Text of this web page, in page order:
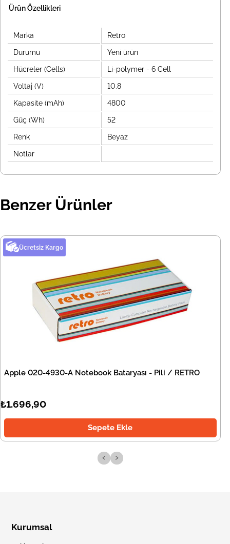
Ürün Özellikleri
Marka Retro
Durumu Yeni ürün
Hücreler (Cells) Li-polymer - 6 Cell
Voltaj (V) 10.8
Kapasite (mAh) 4800
Güç (Wh) 52
Renk Beyaz
Notlar
Benzer Ürünler
Ücretsiz Kargo
Apple 020-4930-A Notebook Bataryası - Pili / RETRO
₺1.696,90
Sepete Ekle
‹ ›
Kurumsal